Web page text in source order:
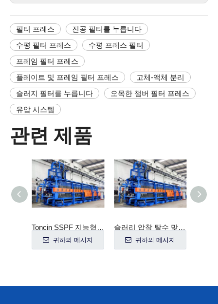
필터 프레스
진공 필터를 누릅니다
수평 필터 프레스
수평 프레스 필터
프레임 필터 프레스
플레이트 및 프레임 필터 프레스
고체-액체 분리
슬러지 필터를 누릅니다
오목한 챔버 필터 프레스
유압 시스템
관련 제품
Toncin SSPF 지능형 압착 챔버 플레이트 프레스 필터 슬러리 압착 탈수 맞춤형 수평 필터 프레스
귀하의 메시지 귀하의 메시지